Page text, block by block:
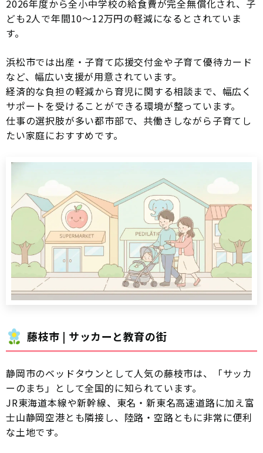
2026年度から全小中学校の給食費が完全無償化され、子
ども2人で年間10〜12万円の軽減になるとされていま
す。
浜松市では出産・子育て応援交付金や子育て優待カード
など、幅広い支援が用意されています。
経済的な負担の軽減から育児に関する相談まで、幅広く
サポートを受けることができる環境が整っています。
仕事の選択肢が多い都市部で、共働きしながら子育てし
たい家庭におすすめです。
藤枝市 | サッカーと教育の街
静岡市のベッドタウンとして人気の藤枝市は、「サッカ
ーのまち」として全国的に知られています。
JR東海道本線や新幹線、東名・新東名高速道路に加え富
士山静岡空港とも隣接し、陸路・空路ともに非常に便利
な土地です。